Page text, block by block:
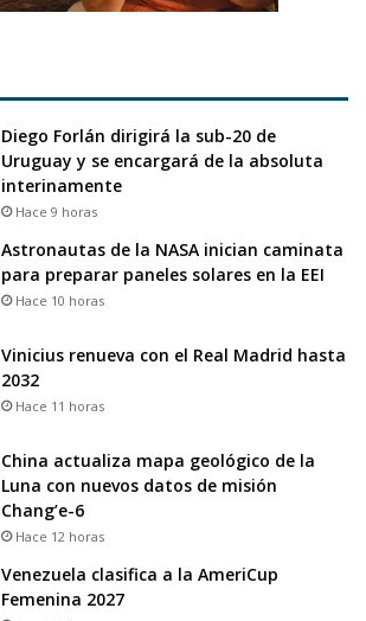
Diego Forlán dirigirá la sub-20 de
Uruguay y se encargará de la absoluta
interinamente
Hace 9 horas
Astronautas de la NASA inician caminata
para preparar paneles solares en la EEI
Hace 10 horas
Vinicius renueva con el Real Madrid hasta
2032
Hace 11 horas
China actualiza mapa geológico de la
Luna con nuevos datos de misión
Chang’e-6
Hace 12 horas
Venezuela clasifica a la AmeriCup
Femenina 2027